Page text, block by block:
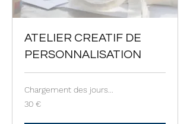
ATELIER CREATIF DE
PERSONNALISATION
Chargement des jours...
30
euros
30 €